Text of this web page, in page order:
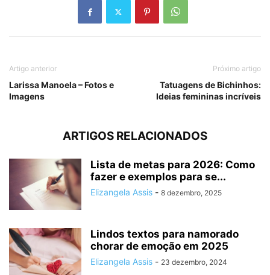
Artigo anterior
Larissa Manoela – Fotos e
Imagens
Próximo artigo
Tatuagens de Bichinhos:
Ideias femininas incríveis
ARTIGOS RELACIONADOS
Lista de metas para 2026: Como
fazer e exemplos para se...
Elizangela Assis - 8 dezembro, 2025
Lindos textos para namorado
chorar de emoção em 2025
Elizangela Assis - 23 dezembro, 2024